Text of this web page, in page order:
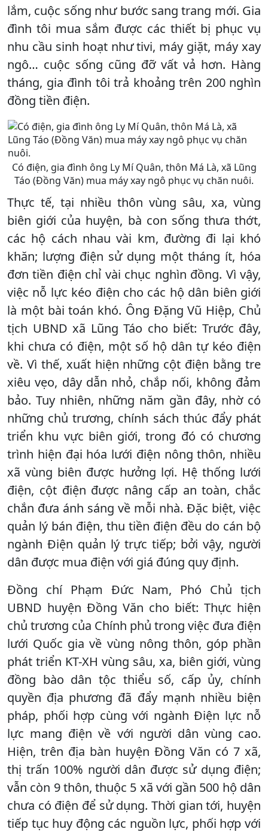
lắm, cuộc sống như bước sang trang mới. Gia
đình tôi mua sắm được các thiết bị phục vụ
nhu cầu sinh hoạt như tivi, máy giặt, máy xay
ngô… cuộc sống cũng đỡ vất vả hơn. Hàng
tháng, gia đình tôi trả khoảng trên 200 nghìn
đồng tiền điện.
Có điện, gia đình ông Ly Mí Quân, thôn Má Là, xã Lũng
Táo (Đồng Văn) mua máy xay ngô phục vụ chăn nuôi.
Thực tế, tại nhiều thôn vùng sâu, xa, vùng
biên giới của huyện, bà con sống thưa thớt,
các hộ cách nhau vài km, đường đi lại khó
khăn; lượng điện sử dụng một tháng ít, hóa
đơn tiền điện chỉ vài chục nghìn đồng. Vì vậy,
việc nỗ lực kéo điện cho các hộ dân biên giới
là một bài toán khó. Ông Đặng Vũ Hiệp, Chủ
tịch UBND xã Lũng Táo cho biết: Trước đây,
khi chưa có điện, một số hộ dân tự kéo điện
về. Vì thế, xuất hiện những cột điện bằng tre
xiêu vẹo, dây dẫn nhỏ, chắp nối, không đảm
bảo. Tuy nhiên, những năm gần đây, nhờ có
những chủ trương, chính sách thúc đẩy phát
triển khu vực biên giới, trong đó có chương
trình hiện đại hóa lưới điện nông thôn, nhiều
xã vùng biên được hưởng lợi. Hệ thống lưới
điện, cột điện được nâng cấp an toàn, chắc
chắn đưa ánh sáng về mỗi nhà. Đặc biệt, việc
quản lý bán điện, thu tiền điện đều do cán bộ
ngành Điện quản lý trực tiếp; bởi vậy, người
dân được mua điện với giá đúng quy định.
Đồng chí Phạm Đức Nam, Phó Chủ tịch
UBND huyện Đồng Văn cho biết: Thực hiện
chủ trương của Chính phủ trong việc đưa điện
lưới Quốc gia về vùng nông thôn, góp phần
phát triển KT-XH vùng sâu, xa, biên giới, vùng
đồng bào dân tộc thiểu số, cấp ủy, chính
quyền địa phương đã đẩy mạnh nhiều biện
pháp, phối hợp cùng với ngành Điện lực nỗ
lực mang điện về với người dân vùng cao.
Hiện, trên địa bàn huyện Đồng Văn có 7 xã,
thị trấn 100% người dân được sử dụng điện;
vẫn còn 9 thôn, thuộc 5 xã với gần 500 hộ dân
chưa có điện để sử dụng. Thời gian tới, huyện
tiếp tục huy động các nguồn lực, phối hợp với